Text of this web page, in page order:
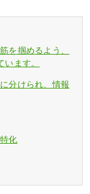
を掴めるよう、
ます。
分けられ、情報
化